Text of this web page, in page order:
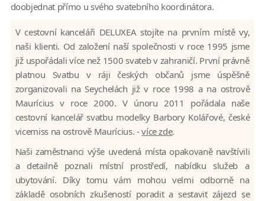
doobjednat přímo u svého svatebního koordinátora.
V cestovní kanceláři DELUXEA stojíte na prvním místě vy,
naši klienti. Od založení naší společnosti v roce 1995 jsme
již uspořádali více než 1500 svateb v zahraničí. První právně
platnou Svatbu v ráji českých občanů jsme úspěšně
zorganizovali na Seychelách již v roce 1998 a na ostrově
Maurícius v roce 2000. V únoru 2011 pořádala naše
cestovní kancelář svatbu modelky Barbory Kolářové, české
vicemiss na ostrově Maurícius. -více zde.
Naši zaměstnanci výše uvedená místa opakovaně navštívili
a detailně poznali místní prostředí, nabídku služeb a
ubytování. Díky tomu vám mohou velmi odborně na
základě osobních zkušeností poradit a sestavit zájezd se